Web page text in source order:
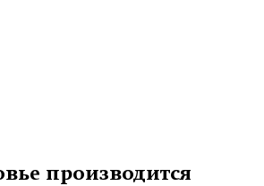
производится